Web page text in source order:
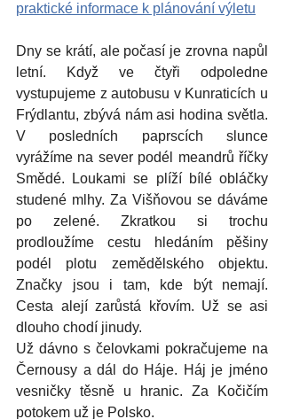
praktické informace k plánování výletu
Dny se krátí, ale počasí je zrovna napůl
letní. Když ve čtyři odpoledne
vystupujeme z autobusu v Kunraticích u
Frýdlantu, zbývá nám asi hodina světla.
V posledních paprscích slunce
vyrážíme na sever podél meandrů říčky
Smědé. Loukami se plíží bílé obláčky
studené mlhy. Za Višňovou se dáváme
po zelené. Zkratkou si trochu
prodloužíme cestu hledáním pěšiny
podél plotu zemědělského objektu.
Značky jsou i tam, kde být nemají.
Cesta alejí zarůstá křovím. Už se asi
dlouho chodí jinudy.
Už dávno s čelovkami pokračujeme na
Černousy a dál do Háje. Háj je jméno
vesničky těsně u hranic. Za Kočičím
potokem už je Polsko.